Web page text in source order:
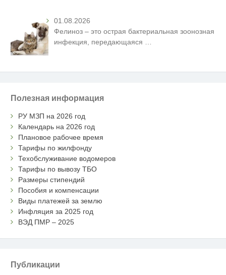
01.08.2026
Фелиноз – это острая бактериальная зоонозная
инфекция, передающаяся
Полезная информация
РУ МЗП на 2026 год
Календарь на 2026 год
Плановое рабочее время
Тарифы по жилфонду
Техобслуживание водомеров
Тарифы по вывозу ТБО
Размеры стипендий
Пособия и компенсации
Виды платежей за землю
Инфляция за 2025 год
ВЭД ПМР – 2025
Публикации